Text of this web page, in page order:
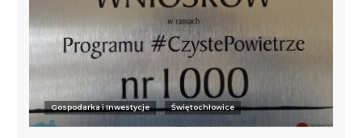
Gospodarka i Inwestycje Świętochłowice